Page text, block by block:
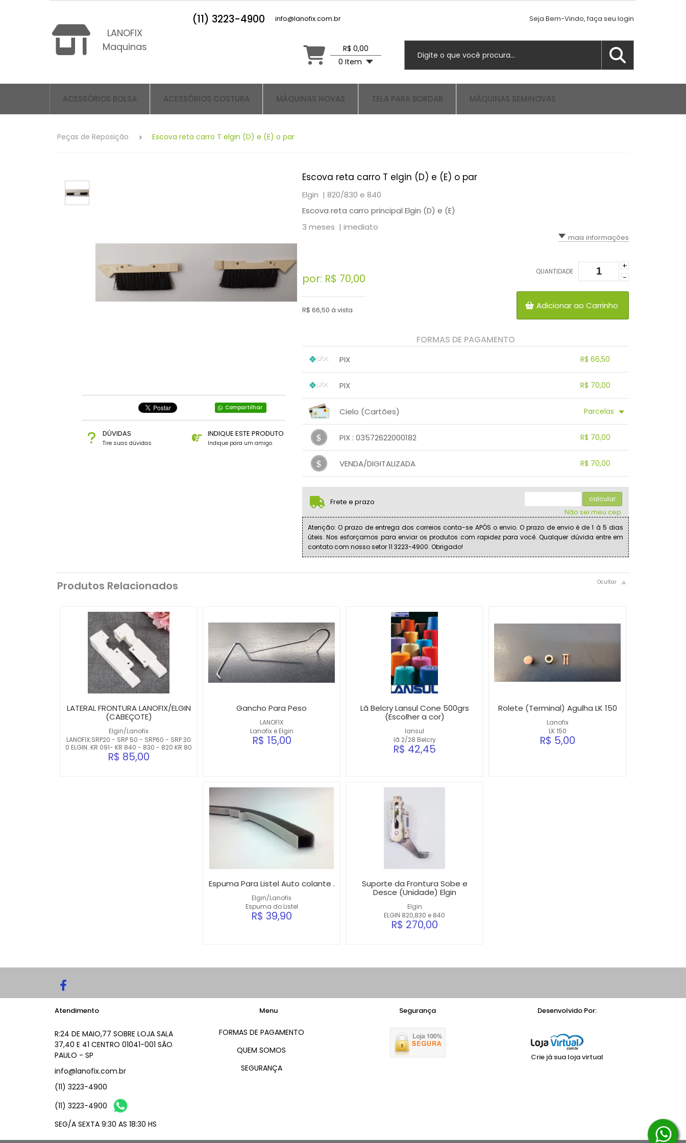
LANOFIX
Maquinas
(11) 3223-4900 info@lanofix.com.br Seja Bem-Vindo, faça seu login
R$ 0,00
0 Item
ACESSÓRIOS BOLSA ACESSÓRIOS COSTURA MÁQUINAS NOVAS TELA PARA BORDAR MÁQUINAS SEMINOVAS
Peças de Reposição Escova reta carro T elgin (D) e (E) o par
Compartilhar
DÚVIDAS
Tire suas dúvidas
INDIQUE ESTE PRODUTO
Indique para um amigo
Escova reta carro T elgin (D) e (E) o par
Elgin | 820/830 e 840
Escova reta carro principal Elgin (D) e (E)
3 meses | imediato
mais informações
por: R$ 70,00
R$ 66,50 à vista
QUANTIDADE
+
-
Adicionar ao Carrinho
FORMAS DE PAGAMENTO
PIX
R$ 66,50
PIX
R$ 70,00
Cielo (Cartões)
Parcelas
.....
PIX : 03572622000182
R$ 70,00
....
VENDA/DIGITALIZADA
R$ 70,00
... ....
Frete e prazo
calcular
Não sei meu cep
Atenção: O prazo de entrega dos correios conta-se APÓS o envio. O prazo de envio é de 1 à 5 dias
úteis. Nos esforçamos para enviar os produtos com rapidez para você. Qualquer dúvida entre em
contato com nosso setor 11 3223-4900. Obrigado!
Produtos Relacionados
Elgin/Lanofix
LANOFIX:SRP20 - SRP 50 - SRP60 - SRP 30
0 ELGIN: KR 091- KR 840 - 830 - 820 KR 80
0
LATERAL FRONTURA LANOFIX/ELGIN
(CABEÇOTE)
R$ 85,00
LANOFIX
Lanofix e Elgin
Gancho Para Peso
R$ 15,00
lansul
lã 2/28 Belcry
Lã Belcry Lansul Cone 500grs
(Escolher a cor)
R$ 42,45
Lanofix
LK 150
Rolete (Terminal) Agulha LK 150
R$ 5,00
Elgin/Lanofix
Espuma do Listel
Espuma Para Listel Auto colante .
R$ 39,90
Elgin
ELGIN 820,830 e 840
Suporte da Frontura Sobe e
Desce (Unidade) Elgin
R$ 270,00
Atendimento
R:24 DE MAIO,77 SOBRE LOJA SALA
37,40 E 41 CENTRO 01041-001 SÃO
PAULO - SP
info@lanofix.com.br
(11) 3223-4900
(11) 3223-4900
SEG/A SEXTA 9:30 AS 18:30 HS
Menu
FORMAS DE PAGAMENTO
QUEM SOMOS
SEGURANÇA
Segurança Desenvolvido Por:
Crie já sua loja virtual